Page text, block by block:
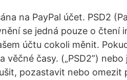
na PayPal účet. PSD2
se jedná pouze o čtení
účtu cokoli měnit.
věčné časy. („PSD2”)
pozastavit nebo omezit